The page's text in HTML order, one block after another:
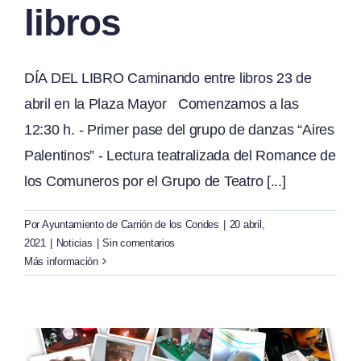
libros
DÍA DEL LIBRO Caminando entre libros 23 de
abril en la Plaza Mayor Comenzamos a las
12:30 h. - Primer pase del grupo de danzas “Aires
Palentinos” - Lectura teatralizada del Romance de
los Comuneros por el Grupo de Teatro [...]
Por Ayuntamiento de Carrión de los Condes
20 abril,
2021
Noticias
Sin comentarios
Más información